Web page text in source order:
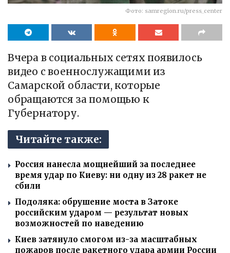
Фото: samregion.ru/press_center
Вчера в социальных сетях появилось
видео с военнослужащими из
Самарской области, которые
обращаются за помощью к
Губернатору.
Читайте также:
Россия нанесла мощнейший за последнее
время удар по Киеву: ни одну из 28 ракет не
сбили
Подоляка: обрушение моста в Затоке
российским ударом — результат новых
возможностей по наведению
Киев затянуло смогом из-за масштабных
пожаров после ракетного удара армии России